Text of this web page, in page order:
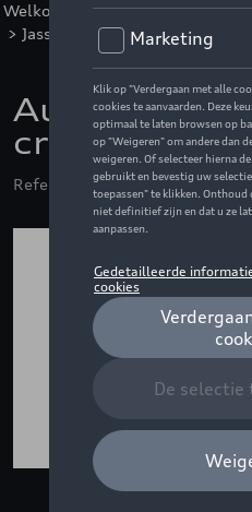
Welkom Voor u >Casual
> Jassen > Detail
Audi blouse,
crème - S
Referentie: ZZQ3132400502